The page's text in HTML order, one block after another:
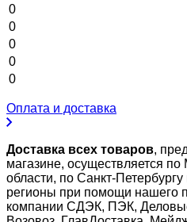
0
0
0
0
0
Оплата и доставка
Доставка всех товаров,
магазине, осуществляется
области, по Санкт-
регионы при помощи нашего
компании СДЭК, ПЭК,